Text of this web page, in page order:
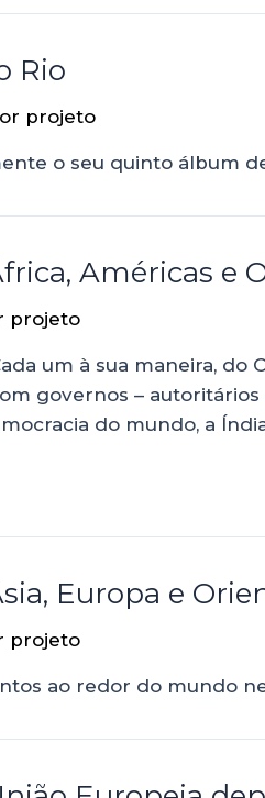
Rio
projeto
o seu quinto álbum
Américas e
projeto
um à sua maneira,
governos –
do mundo, a
Europa e
projeto
ao redor do mundo